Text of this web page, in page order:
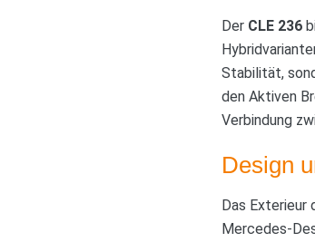
Der CLE 236
Stabilität,
den Aktiven
Verbindung
Design
Das Exterieur
Mercedes-